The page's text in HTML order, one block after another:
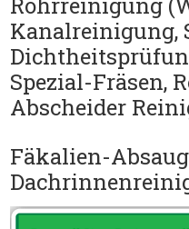
Kanalreinigung,
Spezial-Fräsen,
Abscheider
Fäkalien-